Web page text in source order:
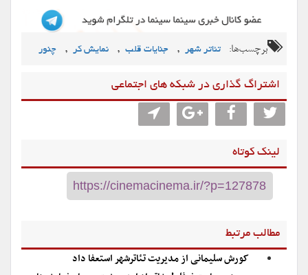
برچسب‌ها: تئاتر شهر , جنایات قلب , نمایش کر , چنور
اشتراگ گذاری در شبکه های اجتماعی
لینک کوتاه
مطالب مرتبط
کورش سلیمانی از مدیریت تئاترشهر استعفا داد